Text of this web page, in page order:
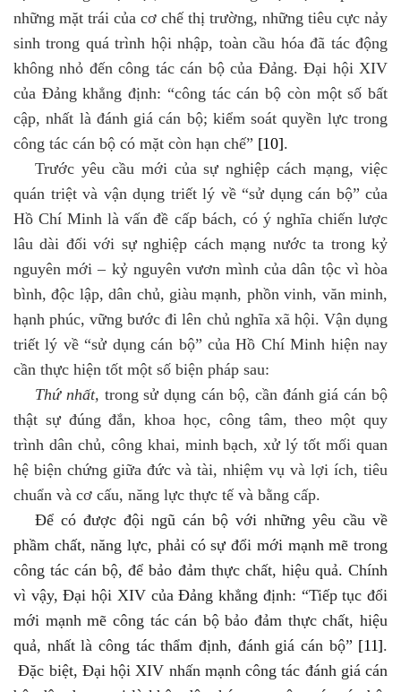
những mặt trái của cơ chế thị trường, những tiêu cực nảy
sinh trong quá trình hội nhập, toàn cầu hóa đã tác động
không nhỏ đến công tác cán bộ của Đảng. Đại hội XIV
của Đảng khẳng định: “công tác cán bộ còn một số bất
cập, nhất là đánh giá cán bộ; kiểm soát quyền lực trong
công tác cán bộ có mặt còn hạn chế” [10].
Trước yêu cầu mới của sự nghiệp cách mạng, việc
quán triệt và vận dụng triết lý về “sử dụng cán bộ” của
Hồ Chí Minh là vấn đề cấp bách, có ý nghĩa chiến lược
lâu dài đối với sự nghiệp cách mạng nước ta trong kỷ
nguyên mới – kỷ nguyên vươn mình của dân tộc vì hòa
bình, độc lập, dân chủ, giàu mạnh, phồn vinh, văn minh,
hạnh phúc, vững bước đi lên chủ nghĩa xã hội. Vận dụng
triết lý về “sử dụng cán bộ” của Hồ Chí Minh hiện nay
cần thực hiện tốt một số biện pháp sau:
Thứ nhất, trong sử dụng cán bộ, cần đánh giá cán bộ
thật sự đúng đắn, khoa học, công tâm, theo một quy
trình dân chủ, công khai, minh bạch, xử lý tốt mối quan
hệ biện chứng giữa đức và tài, nhiệm vụ và lợi ích, tiêu
chuẩn và cơ cấu, năng lực thực tế và bằng cấp.
Để có được đội ngũ cán bộ với những yêu cầu về
phầm chất, năng lực, phải có sự đổi mới mạnh mẽ trong
công tác cán bộ, để bảo đảm thực chất, hiệu quả. Chính
vì vậy, Đại hội XIV của Đảng khẳng định: “Tiếp tục đổi
mới mạnh mẽ công tác cán bộ bảo đảm thực chất, hiệu
quả, nhất là công tác thẩm định, đánh giá cán bộ” [11].
Đặc biệt, Đại hộiXIV nhấn mạnh công tác đánh giá cán